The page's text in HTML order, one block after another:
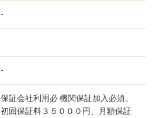
-
-
保証会社利用必 機関保証加入必須。
初回保証料３５０００円、月額保証